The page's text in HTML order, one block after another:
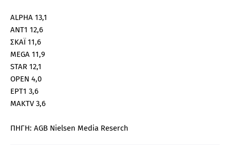
ALPHA 13,1
ANT1 12,6
ΣΚΑΪ 11,6
MEGA 11,9
STAR 12,1
ΟPEN 4,0
ΕΡΤ1 3,6
ΜΑΚTV 3,6
ΠΗΓΗ: AGB Nielsen Media Reserch